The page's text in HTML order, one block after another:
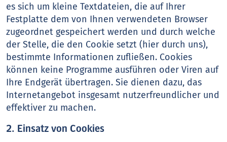
es sich um kleine Textdateien, die auf Ihrer
Festplatte dem von Ihnen verwendeten Browser
zugeordnet gespeichert werden und durch welche
der Stelle, die den Cookie setzt (hier durch uns),
bestimmte Informationen zufließen. Cookies
können keine Programme ausführen oder Viren auf
Ihre Endgerät übertragen. Sie dienen dazu, das
Internetangebot insgesamt nutzerfreundlicher und
effektiver zu machen.
2. Einsatz von Cookies